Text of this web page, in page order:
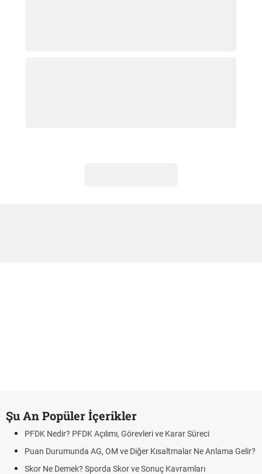
Şu An Popüler İçerikler
PFDK Nedir? PFDK Açılımı, Görevleri ve Karar Süreci
Puan Durumunda AG, OM ve Diğer Kısaltmalar Ne Anlama Gelir?
Skor Ne Demek? Sporda Skor ve Sonuç Kavramları